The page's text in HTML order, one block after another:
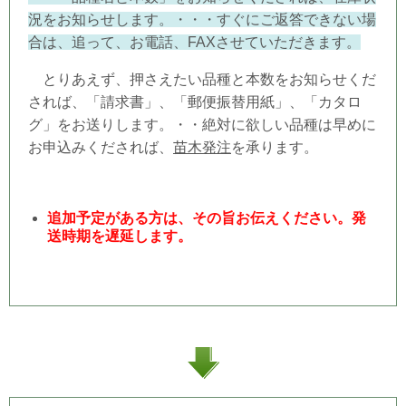
況をお知らせします。・・・すぐにご返答できない場
合は、追って、お電話、FAXさせていただきます。
とりあえず、押さえたい品種と本数をお知らせくだ
されば、「請求書」、「郵便振替用紙」、「カタロ
グ」をお送りします。・・絶対に欲しい品種は早めに
お申込みくだされば、 苗木発注を承ります。
追加予定がある方は、その旨お伝えください。発
送時期を遅延します。